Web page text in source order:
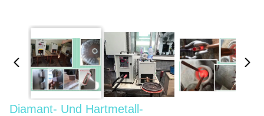
Diamant- Und Hartmetall-